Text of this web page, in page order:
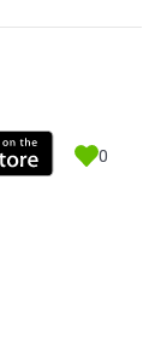
0